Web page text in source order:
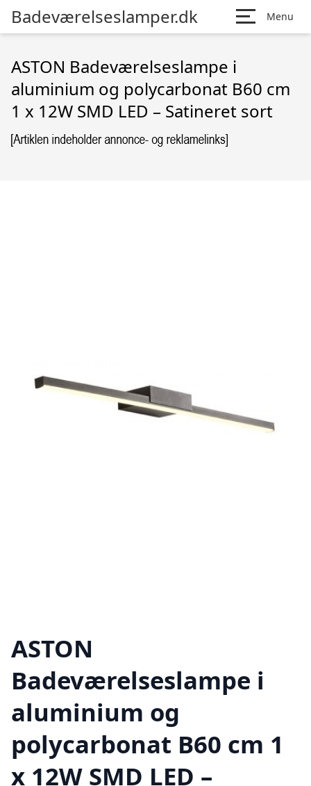
Badeværelseslamper.dk Menu
ASTON Badeværelseslampe i
aluminium og polycarbonat B60 cm
1 x 12W SMD LED – Satineret sort
ASTON
Badeværelseslampe i
aluminium og
polycarbonat B60 cm 1
x 12W SMD LED –